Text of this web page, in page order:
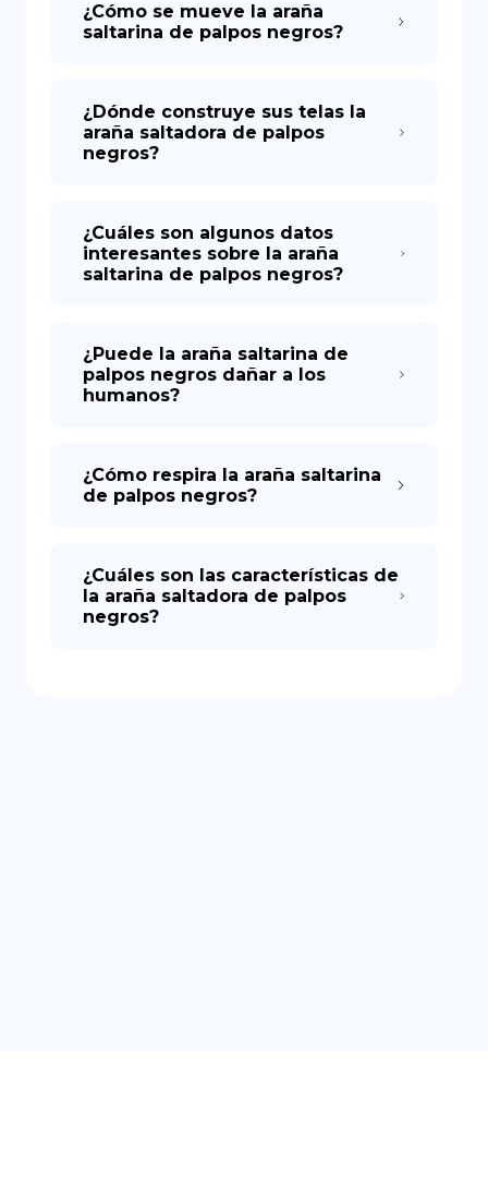
¿Cómo se mueve la araña
saltarina de palpos negros?
¿Dónde construye sus telas la
araña saltadora de palpos
negros?
¿Cuáles son algunos datos
interesantes sobre la araña
saltarina de palpos negros?
¿Puede la araña saltarina de
palpos negros dañar a los
humanos?
¿Cómo respira la araña saltarina
de palpos negros?
¿Cuáles son las características de
la araña saltadora de palpos
negros?